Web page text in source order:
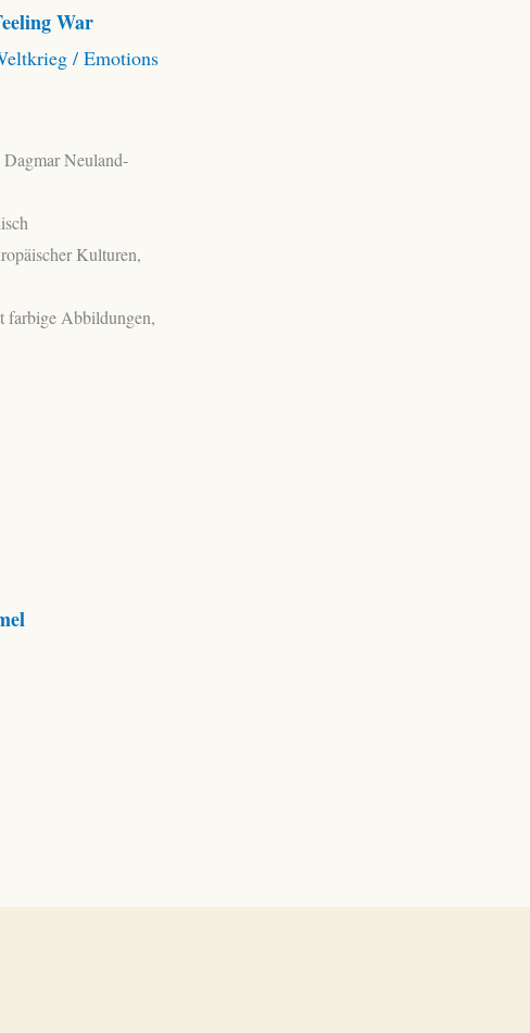
War
/ Emotions
Neuland-
Kulturen,
farbige Abbildungen,